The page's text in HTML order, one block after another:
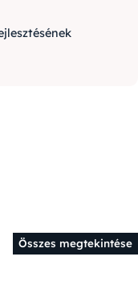
Összes megtekintése